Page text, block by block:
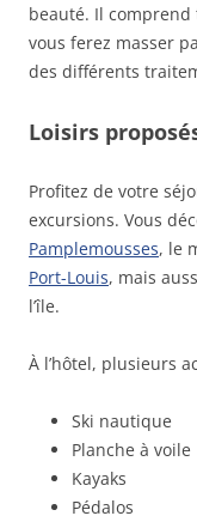
beauté. Il comprend
vous ferez masser
des différents
Loisirs
Profitez de votre
excursions. Vous
Pamplemousses, le
Port-Louis, mais
l’île.
À l’hôtel, plusieurs
Ski nautique
Planche à voile
Kayaks
Pédalos